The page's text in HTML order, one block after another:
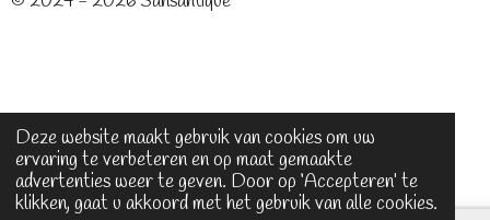
Deze website maakt gebruik van cookies om uw
ervaring te verbeteren en op maat gemaakte
advertenties weer te geven. Door op ‘Accepteren’ te
klikken, gaat u akkoord met het gebruik van alle cookies.